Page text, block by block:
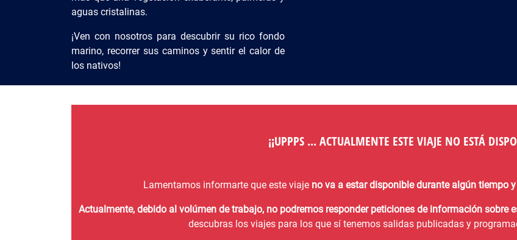
aguas cristalinas.
¡Ven con nosotros para descubrir su rico fondo
marino, recorrer sus caminos y sentir el calor de
los nativos!
¡¡UPPPS ... ACTUALMENTE ESTE VIAJE NO ESTÁ
Lamentamos informarte que este viaje no va a estar disponible durante algún tiempo
Actualmente, debido al volúmen de trabajo, no podremos responder peticiones de información sobre
descubras los viajes para los que sí tenemos salidas publicadas y